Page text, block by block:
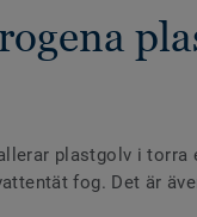
plastgolv i torra
fog. Det är